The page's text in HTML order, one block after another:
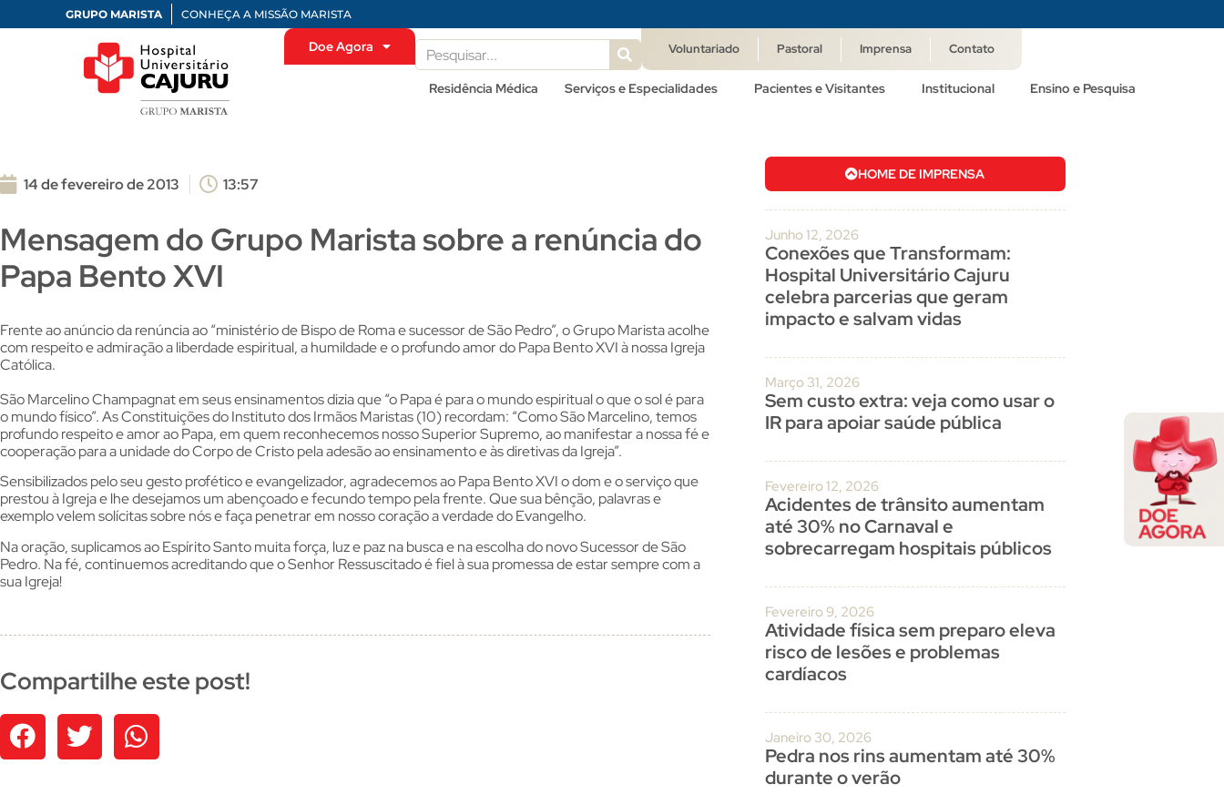
GRUPO MARISTA CONHEÇA A MISSÃO MARISTA
Doe Agora Voluntariado Pastoral Imprensa Contato
Residência Médica Serviços e Especialidades Pacientes e Visitantes Institucional Ensino e Pesquisa
14 de fevereiro de 2013 13:57
Mensagem do Grupo Marista sobre a renúncia do
Papa Bento XVI
Frente ao anúncio da renúncia ao “ministério de Bispo de Roma e sucessor de São Pedro”, o Grupo Marista acolhe
com respeito e admiração a liberdade espiritual, a humildade e o profundo amor do Papa Bento XVI à nossa Igreja
Católica.
São Marcelino Champagnat em seus ensinamentos dizia que “o Papa é para o mundo espiritual o que o sol é para
o mundo físico”. As Constituições do Instituto dos Irmãos Maristas (10) recordam: “Como São Marcelino, temos
profundo respeito e amor ao Papa, em quem reconhecemos nosso Superior Supremo, ao manifestar a nossa fé e
cooperação para a unidade do Corpo de Cristo pela adesão ao ensinamento e às diretivas da Igreja”.
Sensibilizados pelo seu gesto profético e evangelizador, agradecemos ao Papa Bento XVI o dom e o serviço que
prestou à Igreja e lhe desejamos um abençoado e fecundo tempo pela frente. Que sua bênção, palavras e
exemplo velem solícitas sobre nós e faça penetrar em nosso coração a verdade do Evangelho.
Na oração, suplicamos ao Espírito Santo muita força, luz e paz na busca e na escolha do novo Sucessor de São
Pedro. Na fé, continuemos acreditando que o Senhor Ressuscitado é fiel à sua promessa de estar sempre com a
sua Igreja!
Compartilhe este post!
HOME DE IMPRENSA
Junho 12, 2026
Conexões que Transformam:
Hospital Universitário Cajuru
celebra parcerias que geram
impacto e salvam vidas
Março 31, 2026
Sem custo extra: veja como usar o
IR para apoiar saúde pública
Fevereiro 12, 2026
Acidentes de trânsito aumentam
até 30% no Carnaval e
sobrecarregam hospitais públicos
Fevereiro 9, 2026
Atividade física sem preparo eleva
risco de lesões e problemas
cardíacos
Janeiro 30, 2026
Pedra nos rins aumentam até 30%
durante o verão